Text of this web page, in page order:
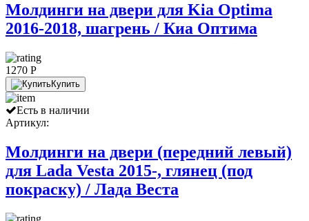
Молдинги на двери для Kia Optima
2016-2018, шагрень / Киа Оптима
1270 P
Купить
Есть в наличии
Артикул:
Молдинги на двери (передний левый)
для Lada Vesta 2015-, глянец (под
покраску) / Лада Веста